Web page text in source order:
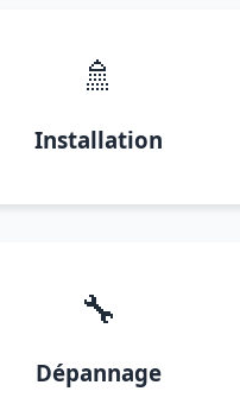
🚿
Installation
🔧
Dépannage